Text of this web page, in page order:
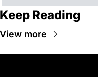
Keep Reading
View more